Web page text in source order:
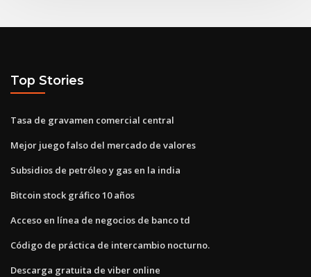
Top Stories
Tasa de gravamen comercial central
Mejor juego falso del mercado de valores
Subsidios de petróleo y gas en la india
Bitcoin stock gráfico 10 años
Acceso en línea de negocios de banco td
Código de práctica de intercambio nocturno.
Descarga gratuita de viber online